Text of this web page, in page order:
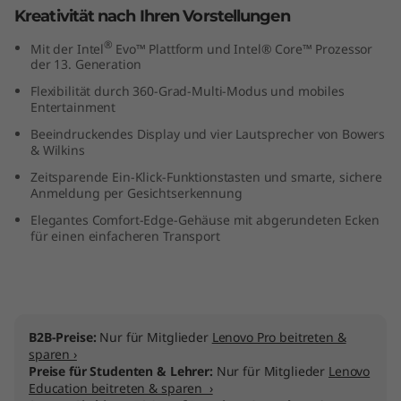
Kreativität nach Ihren Vorstellungen
Mit der Intel® Evo™ Plattform und Intel® Core™ Prozessor
der 13. Generation
Flexibilität durch 360-Grad-Multi-Modus und mobiles
Entertainment
Beeindruckendes Display und vier Lautsprecher von Bowers
& Wilkins
Zeitsparende Ein-Klick-Funktionstasten und smarte, sichere
Anmeldung per Gesichtserkennung
Elegantes Comfort-Edge-Gehäuse mit abgerundeten Ecken
für einen einfacheren Transport
B2B-Preise: Nur für Mitglieder Lenovo Pro beitreten &
sparen ›
Preise für Studenten & Lehrer: Nur für Mitglieder Lenovo
Education beitreten & sparen ›